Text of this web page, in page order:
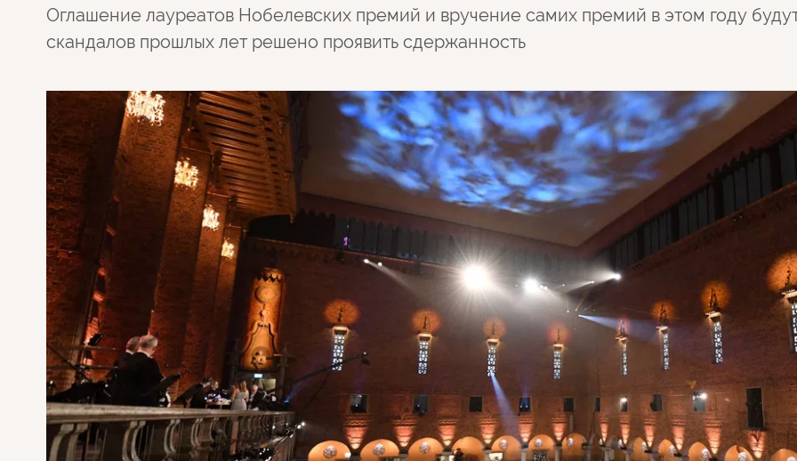
Оглашение лауреатов Нобелевских премий и вручение самих премий в этом году
скандалов прошлых лет решено проявить сдержанность